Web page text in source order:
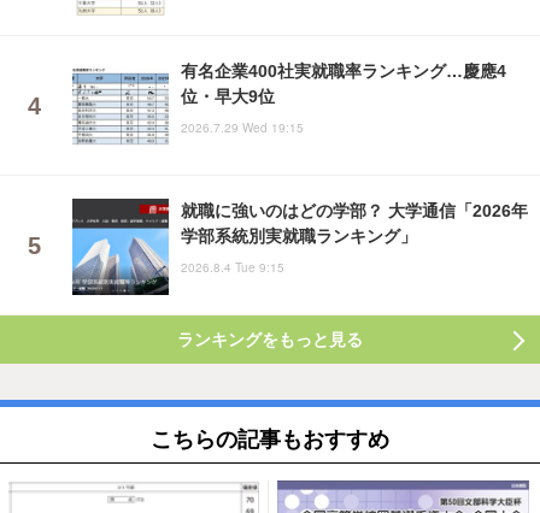
有名企業400社実就職率ランキング…慶應4
位・早大9位
2026.7.29 Wed 19:15
就職に強いのはどの学部？ 大学通信「2026年
学部系統別実就職ランキング」
2026.8.4 Tue 9:15
ランキングをもっと見る
こちらの記事もおすすめ